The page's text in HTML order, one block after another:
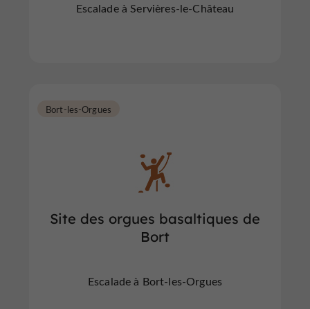
Escalade à Servières-le-Château
Site des orgues basaltiques de
Bort
Bort-les-Orgues
Escalade à Bort-les-Orgues